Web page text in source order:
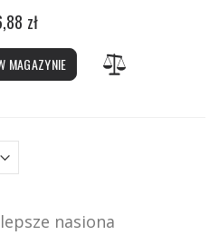
zł
MAGAZYNIE
nasiona